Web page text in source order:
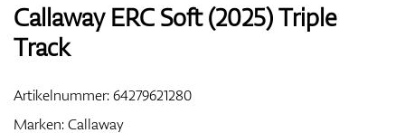
Callaway ERC Soft (2025) Triple
Track
Artikelnummer:64279621280
Marken:Callaway